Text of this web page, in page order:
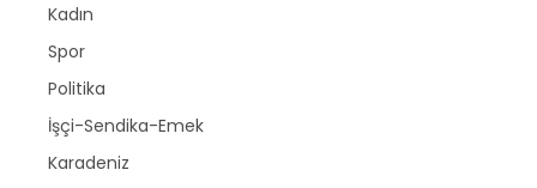
Kadın
Spor
Politika
İşçi-Sendika-Emek
Karadeniz